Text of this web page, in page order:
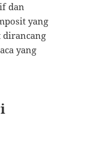
dan
yang
yang